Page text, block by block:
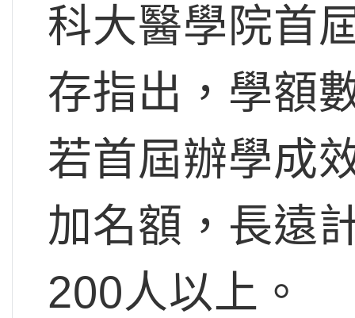
科大醫學院首
存指出，學額
若首屆辦學成
加名額，長遠
200人以上。